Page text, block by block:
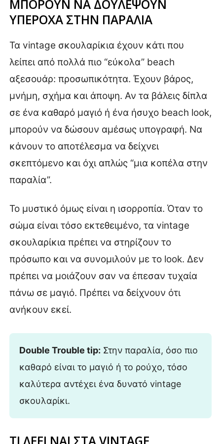
ΜΠΟΡΟΥΝ ΝΑ ΔΟΥΛΕΨΟΥΝ
ΥΠΕΡΟΧΑ ΣΤΗΝ ΠΑΡΑΛΙΑ
Τα vintage σκουλαρίκια έχουν κάτι που
λείπει από πολλά πιο “εύκολα” beach
αξεσουάρ: προσωπικότητα. Έχουν βάρος,
μνήμη, σχήμα και άποψη. Αν τα βάλεις δίπλα
σε ένα καθαρό μαγιό ή ένα ήσυχο beach look,
μπορούν να δώσουν αμέσως υπογραφή. Να
κάνουν το αποτέλεσμα να δείχνει
σκεπτόμενο και όχι απλώς “μια κοπέλα στην
παραλία”.
Το μυστικό όμως είναι η ισορροπία. Όταν το
σώμα είναι τόσο εκτεθειμένο, τα vintage
σκουλαρίκια πρέπει να στηρίζουν το
πρόσωπο και να συνομιλούν με το look. Δεν
πρέπει να μοιάζουν σαν να έπεσαν τυχαία
πάνω σε μαγιό. Πρέπει να δείχνουν ότι
ανήκουν εκεί.
Double Trouble tip: Στην παραλία, όσο πιο
καθαρό είναι το μαγιό ή το ρούχο, τόσο
καλύτερα αντέχει ένα δυνατό vintage
σκουλαρίκι.
ΤΙ ΛΕΕΙ ΝΑΙ ΣΤΑ VINTAGE